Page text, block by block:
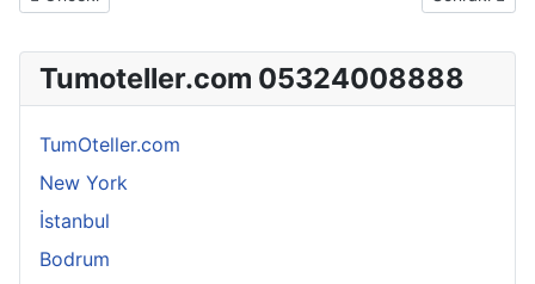
Tumoteller.com 05324008888
TumOteller.com
New York
İstanbul
Bodrum